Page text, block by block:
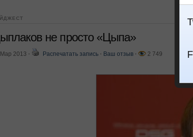
не просто «Цыпа»
2013 ⋅ Распечатать запись ⋅ Ваш отзыв ⋅ 2 749